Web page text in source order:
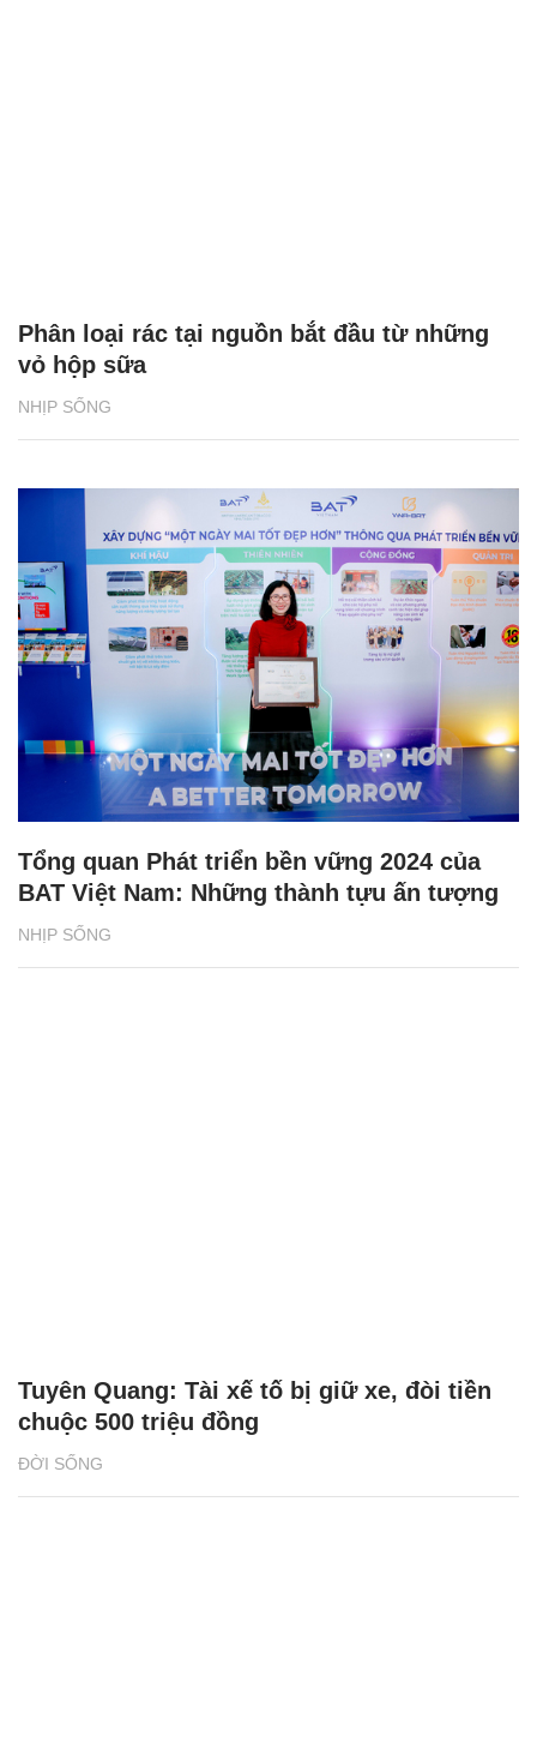
NHỊP SỐNG
Phân loại rác tại nguồn bắt đầu từ những
vỏ hộp sữa
NHỊP SỐNG
Tổng quan Phát triển bền vững 2024 của
BAT Việt Nam: Những thành tựu ấn tượng
ĐỜI SỐNG
Tuyên Quang: Tài xế tố bị giữ xe, đòi tiền
chuộc 500 triệu đồng